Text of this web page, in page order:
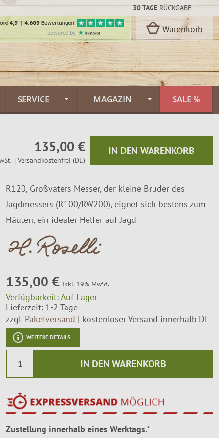
30 TAGERÜCKGABE
powered by Warenkorb
SERVICE
Versand & Lieferung
FINNWERK Qualität
Über uns
Montageservice
MAGAZIN
Feuerlachs Galerie
Muurikka Pfannen
Jagdmesser
SALE %
IN DEN WARENKORB
135,00 €
| Versandkostenfrei (DE)
R120, Großvaters Messer, der kleine Bruder des
Jagdmessers (R100/RW200), eignet sich bestens zum
Häuten, ein idealer Helfer auf Jagd
135,00 € Inkl. 19% MwSt.
Verfügbarkeit:Auf Lager
Lieferzeit: 1-2 Tage
zzgl. Paketversand kostenloser Versand innerhalb DE
WEITERE DETAILS
IN DEN WARENKORB
Zustellung innerhalb eines Werktags.*